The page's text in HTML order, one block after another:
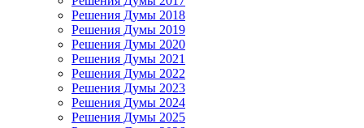
Решения Думы 2018
Решения Думы 2019
Решения Думы 2020
Решения Думы 2021
Решения Думы 2022
Решения Думы 2023
Решения Думы 2024
Решения Думы 2025